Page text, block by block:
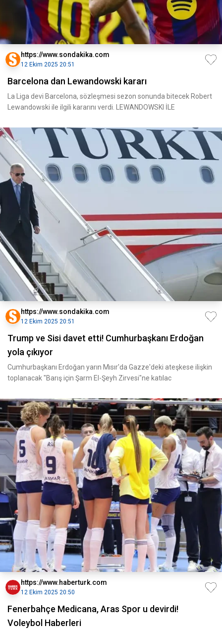
https://www.sondakika.com
12 Ekim 2025 20:51
Barcelona dan Lewandowski kararı
La Liga devi Barcelona, sözleşmesi sezon sonunda bitecek Robert
Lewandowski ile ilgili kararını verdi. LEWANDOWSKI İLE
https://www.sondakika.com
12 Ekim 2025 20:51
Trump ve Sisi davet etti! Cumhurbaşkanı Erdoğan
yola çıkıyor
Cumhurbaşkanı Erdoğan yarın Mısır'da Gazze'deki ateşkese ilişkin
toplanacak "Barış için Şarm El-Şeyh Zirvesi"ne katılac
https://www.haberturk.com
12 Ekim 2025 20:50
Fenerbahçe Medicana, Aras Spor u devirdi!
Voleybol Haberleri